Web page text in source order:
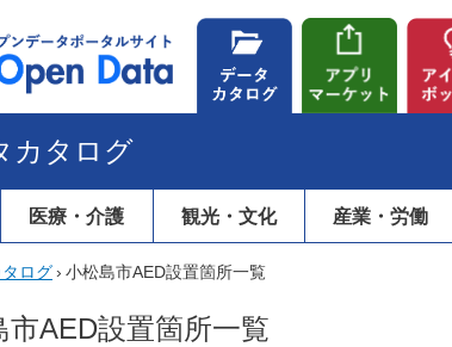
カタログ
医療・介護 観光・文化 産業・労働
ログ› 小松島市AED設置箇所一覧
市AED設置箇所一覧